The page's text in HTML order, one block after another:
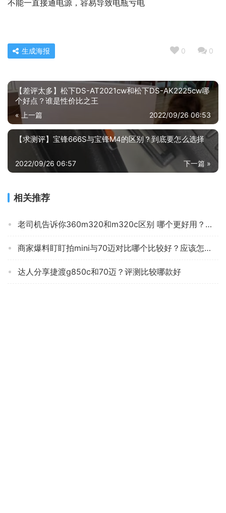
不能一直接通电源，容易导致电瓶亏电
0 0
生成海报
【差评太多】松下DS-AT2021cw和松下DS-AK2225cw哪
个好点？谁是性价比之王
« 上一篇 2022/09/26 06:53
【求测评】宝锋666S与宝锋M4的区别？到底要怎么选择
下一篇 »
2022/09/26 06:57
相关推荐
老司机告诉你360m320和m320c区别 哪个更好用？应该怎么样选择
商家爆料盯盯拍mini与70迈对比哪个比较好？应该怎么样选择
达人分享捷渡g850c和70迈？评测比较哪款好